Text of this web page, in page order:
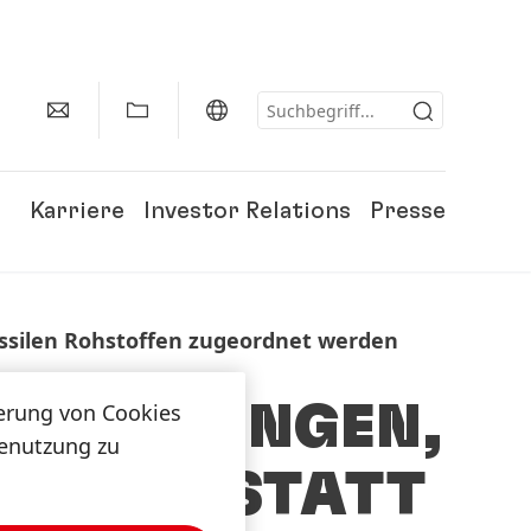
Karriere Investor Relations Presse
Rohstoffen zugeordnet werden
STATT
von Cookies
zu